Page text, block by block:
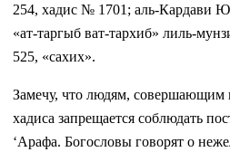
254, хадис № 1701; аль-Кардави
«ат-таргыб ват-тархиб» лиль-
525, «сахих».
Замечу, что людям, совершающим
хадиса запрещается соблюдать
‘Арафа. Богословы говорят о